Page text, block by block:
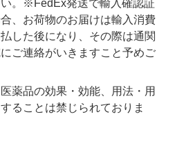
。※FedEx発送で輸入確認証
、お荷物のお届けは輸入消費
した後になり、その際は通関
ご連絡がいきますこと予めご
薬品の効果・効能、用法・用
ることは禁じられておりま